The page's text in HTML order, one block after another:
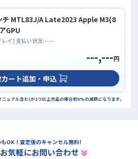
MTL83J/A Late2023 Apple M3(8
GPU
レイ| 支払い状況:-----
---,---円
カート追加・申込
ュアル含む)が1つ以上欠品の場合約5%の減額になります。
OK ! 査定後のキャンセル無料!
気軽にお問い合わせ